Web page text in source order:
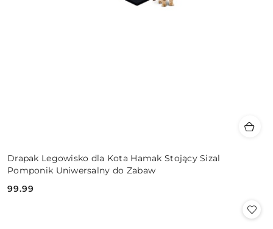
Drapak Legowisko dla Kota Hamak Stojący Sizal
Pomponik Uniwersalny do Zabaw
Cena:
99.99